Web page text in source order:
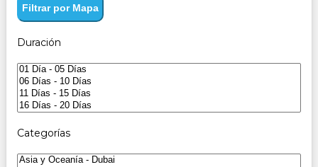
Filtrar por Mapa
Duración
Categorías